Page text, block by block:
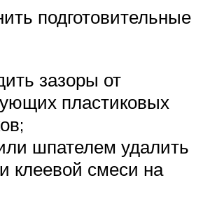
подготовительные
зазоры от
пластиковых
шпателем удалить
клеевой смеси на